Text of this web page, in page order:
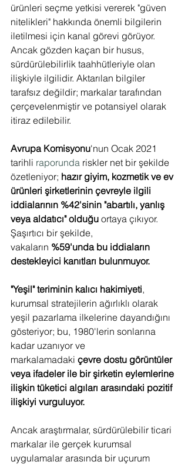
ürünleri seçme yetkisi vererek "güven
nitelikleri" hakkında önemli bilgilerin
iletilmesi için kanal görevi görüyor.
Ancak gözden kaçan bir husus,
sürdürülebilirlik taahhütleriyle olan
ilişkiyle ilgilidir. Aktarılan bilgiler
tarafsız değildir; markalar tarafından
çerçevelenmiştir ve potansiyel olarak
itiraz edilebilir.
Avrupa Komisyonu'nun Ocak 2021
tarihli raporunda riskler net bir şekilde
özetleniyor; hazır giyim, kozmetik ve ev
ürünleri şirketlerinin çevreyle ilgili
iddialarının %42'sinin "abartılı, yanlış
veya aldatıcı" olduğu ortaya çıkıyor.
Şaşırtıcı bir şekilde,
vakaların %59'unda bu iddiaların
destekleyici kanıtları bulunmuyor.
"Yeşil" teriminin kalıcı hakimiyeti,
kurumsal stratejilerin ağırlıklı olarak
yeşil pazarlama ilkelerine dayandığını
gösteriyor; bu, 1980'lerin sonlarına
kadar uzanıyor ve
markalamadaki çevre dostu görüntüler
veya ifadeler ile bir şirketin eylemlerine
ilişkin tüketici algıları arasındaki pozitif
ilişkiyi vurguluyor.
Ancak araştırmalar, sürdürülebilir ticari
markalar ile gerçek kurumsal
uygulamalar arasında bir uçurum